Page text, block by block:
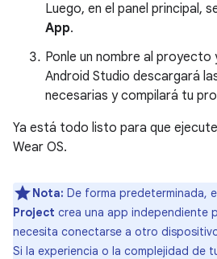
Luego, en el panel principal,
App.
Ponle un nombre al proyecto
Android Studio descargará
necesarias y compilará tu
Ya está todo listo para que
Wear OS.
Nota: De forma predeterminada,
Project crea una app independiente
necesita conectarse a otro
Si la experiencia o la complejidad de